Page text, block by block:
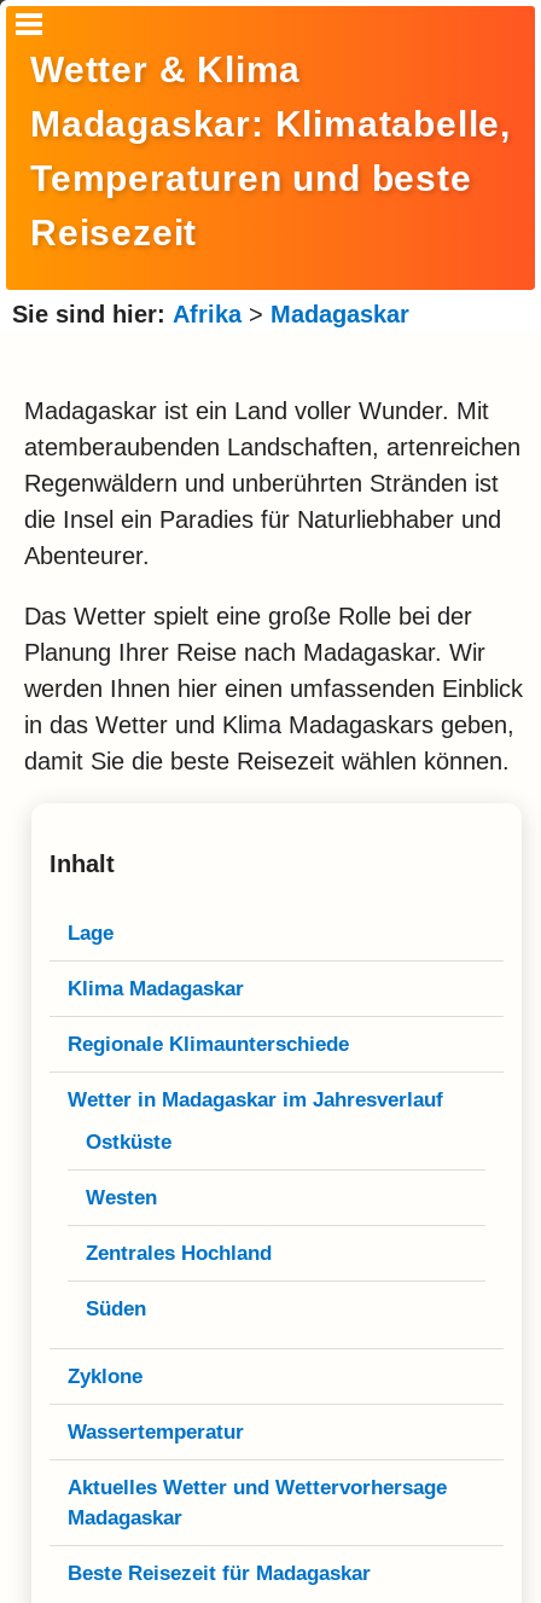
Amerika
Asien
Afrika
Antarktis
Reisemonat
Klima
Wetter & Klima
Madagaskar: Klimatabelle,
Temperaturen und beste
Reisezeit
Sie sind hier: Afrika> Madagaskar
Madagaskar ist ein Land voller Wunder. Mit
atemberaubenden Landschaften, artenreichen
Regenwäldern und unberührten Stränden ist
die Insel ein Paradies für Naturliebhaber und
Abenteurer.
Das Wetter spielt eine große Rolle bei der
Planung Ihrer Reise nach Madagaskar. Wir
werden Ihnen hier einen umfassenden Einblick
in das Wetter und Klima Madagaskars geben,
damit Sie die beste Reisezeit wählen können.
Inhalt
Lage
Klima Madagaskar
Regionale Klimaunterschiede
Wetter in Madagaskar im Jahresverlauf
Ostküste
Westen
Zentrales Hochland
Süden
Zyklone
Wassertemperatur
Aktuelles Wetter und Wettervorhersage
Madagaskar
Beste Reisezeit für Madagaskar